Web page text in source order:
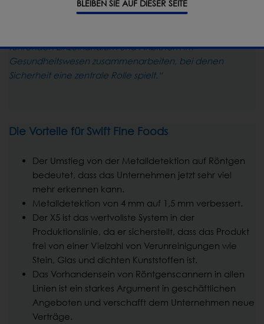
BLEIBEN SIE AUF DIESER SEITE
Linien vollständig auf Verunreinigungen geprüft wird, was
führenden Einzelhändlern und Anbietern im
Gesundheitswesen zusammenarbeiten, bei denen
Sicherheit eine zentrale Rolle spielt.“
Die Vorteile für Swift Fine Foods
Der Umstieg von der Metalldetektion auf Röntgen
bedeutet, dass das Unternehmen jetzt sehr viel
mehr erkennen kann.
Metalldetektion von 4 mm auf 1,5 mm verbessert.
Der X5 ist das wertvollste System in der
Produktionslinie, da er sicherstellt, dass das Produkt
frei von einer Vielzahl von Verunreinigungen wie
Stein, Glas und dichten Kunststoffen ist.
Das Vorhandensein von Röntgenscannern in allen
Linien ist ein starkes Argument in geschäftlichen
Angeboten und verschafft dem Unternehmen neue
Verträge.